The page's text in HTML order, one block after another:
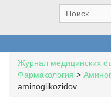
e
a
h
f
o
Журнал медицинских
Фармакология >
aminoglikozidov